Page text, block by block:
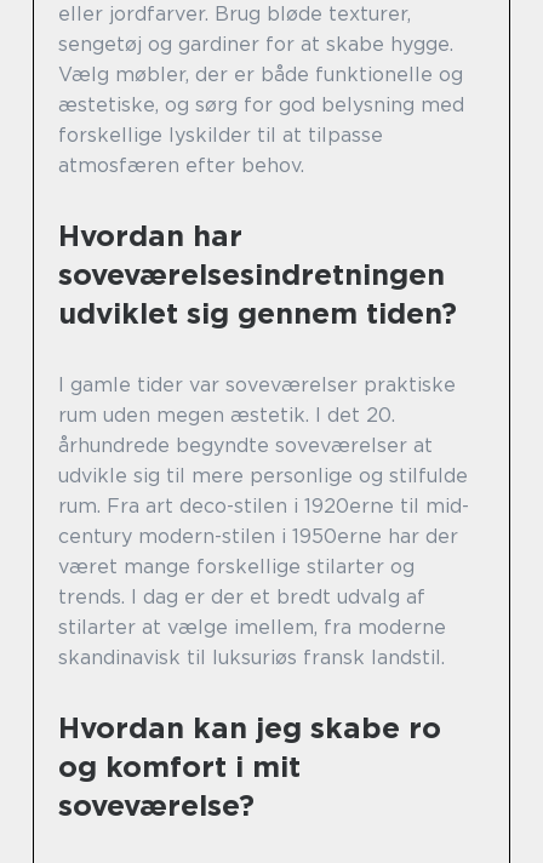
eller jordfarver. Brug bløde texturer,
sengetøj og gardiner for at skabe hygge.
Vælg møbler, der er både funktionelle og
æstetiske, og sørg for god belysning med
forskellige lyskilder til at tilpasse
atmosfæren efter behov.
Hvordan har
soveværelsesindretningen
udviklet sig gennem tiden?
I gamle tider var soveværelser praktiske
rum uden megen æstetik. I det 20.
århundrede begyndte soveværelser at
udvikle sig til mere personlige og stilfulde
rum. Fra art deco-stilen i 1920erne til mid-
century modern-stilen i 1950erne har der
været mange forskellige stilarter og
trends. I dag er der et bredt udvalg af
stilarter at vælge imellem, fra moderne
skandinavisk til luksuriøs fransk landstil.
Hvordan kan jeg skabe ro
og komfort i mit
soveværelse?